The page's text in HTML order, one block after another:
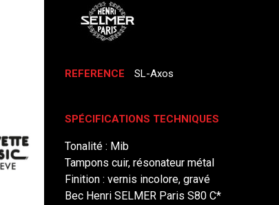
REFERENCE SL-Axos
SPÉCIFICATIONS TECHNIQUES
Tonalité : Mib
Tampons cuir, résonateur métal
Finition : vernis incolore, gravé
Bec Henri SELMER Paris S80 C*